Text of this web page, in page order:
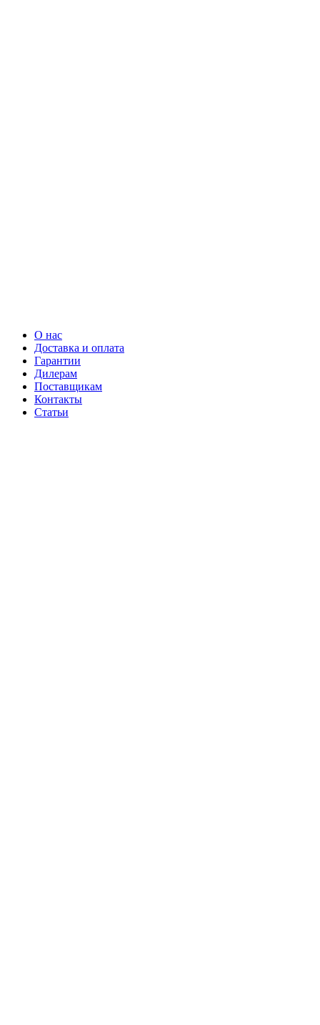
О нас
Доставка и оплата
Гарантии
Дилерам
Поставщикам
Контакты
Статьи